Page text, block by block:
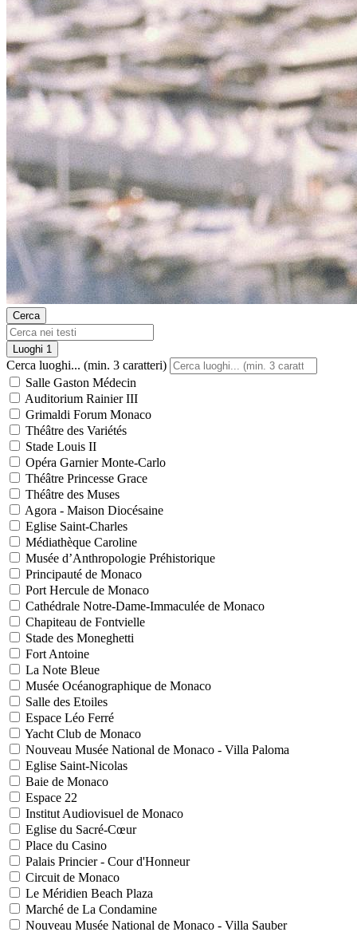
Cerca
Luoghi 1
Cerca luoghi... (min. 3 caratteri)
Salle Gaston Médecin
Auditorium Rainier III
Grimaldi Forum Monaco
Théâtre des Variétés
Stade Louis II
Opéra Garnier Monte-Carlo
Théâtre Princesse Grace
Théâtre des Muses
Agora - Maison Diocésaine
Eglise Saint-Charles
Médiathèque Caroline
Musée d’Anthropologie Préhistorique
Principauté de Monaco
Port Hercule de Monaco
Cathédrale Notre-Dame-Immaculée de Monaco
Chapiteau de Fontvielle
Stade des Moneghetti
Fort Antoine
La Note Bleue
Musée Océanographique de Monaco
Salle des Etoiles
Espace Léo Ferré
Yacht Club de Monaco
Nouveau Musée National de Monaco - Villa Paloma
Eglise Saint-Nicolas
Baie de Monaco
Espace 22
Institut Audiovisuel de Monaco
Eglise du Sacré-Cœur
Place du Casino
Palais Princier - Cour d'Honneur
Circuit de Monaco
Le Méridien Beach Plaza
Marché de La Condamine
Nouveau Musée National de Monaco - Villa Sauber